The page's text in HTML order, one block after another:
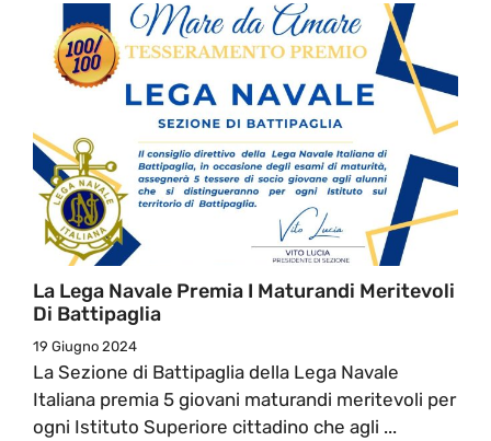
La Lega Navale Premia I Maturandi Meritevoli
Di Battipaglia
19 Giugno 2024
La Sezione di Battipaglia della Lega Navale
Italiana premia 5 giovani maturandi meritevoli per
ogni Istituto Superiore cittadino che agli ...